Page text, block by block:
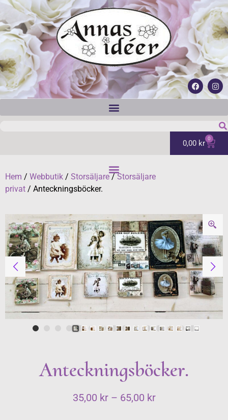
0,00 kr 0
Hem / Webbutik / Storsäljare/Storsäljare
privat / Anteckningsböcker.
Anteckningsböcker.
35,00 kr – 65,00 kr